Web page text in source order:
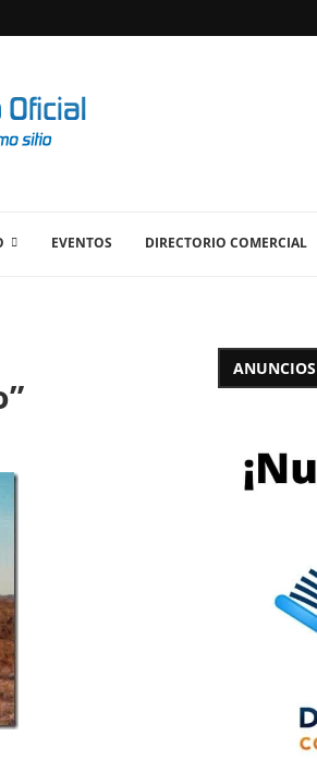
EVENTOS DIRECTORIO COMERCIAL
ANUNCIOS